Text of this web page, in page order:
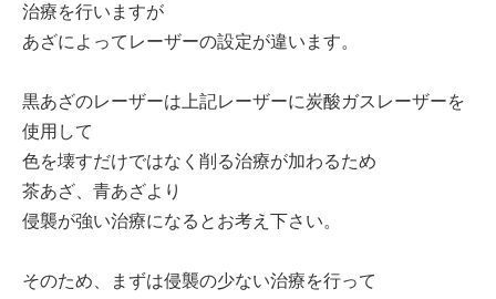
治療を行いますが
あざによってレーザーの設定が違います。
黒あざのレーザーは上記レーザーに炭酸ガスレーザーを
使用して
色を壊すだけではなく削る治療が加わるため
茶あざ、青あざより
侵襲が強い治療になるとお考え下さい。
そのため、まずは侵襲の少ない治療を行って